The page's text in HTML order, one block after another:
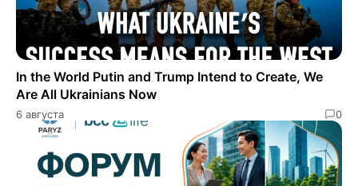
In the World Putin and Trump Intend to Create, We
Are All Ukrainians Now
6 августа 0